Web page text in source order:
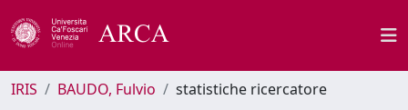
IRIS BAUDO, Fulvio statistiche ricercatore